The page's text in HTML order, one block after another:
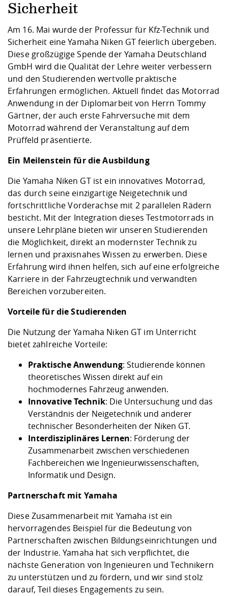
Checkliste zum
und Physik
Digitales Lernen
Jobs, Praktika,
Lebenslagen
Studentenwerk
Angebote der
Arbeit
Career Service
Lehren,
Weiterbilden im
Formulare und
Internationale
Formulare und
Gründung und
Kooperationen
Klimaschutz &
Förderverein
Landbau/
Maschinenbau
Angebote für
Kontakt und Anfahrt
Qualitätssicherung
Sicherheit
Am 16. Mai wurde der Professur für Kfz-Technik und
Sicherheit eine Yamaha Niken GT feierlich übergeben.
Diese großzügige Spende der Yamaha Deutschland
GmbH wird die Qualität der Lehre weiter verbessern
und den Studierenden wertvolle praktische
Erfahrungen ermöglichen. Aktuell findet das Motorrad
Anwendung in der Diplomarbeit von Herrn Tommy
Gärtner, der auch erste Fahrversuche mit dem
Motorrad während der Veranstaltung auf dem
Prüffeld präsentierte.
Ein Meilenstein für die Ausbildung
Die Yamaha Niken GT ist ein innovatives Motorrad,
das durch seine einzigartige Neigetechnik und
fortschrittliche Vorderachse mit 2 parallelen Rädern
besticht. Mit der Integration dieses Testmotorrads in
unsere Lehrpläne bieten wir unseren Studierenden
die Möglichkeit, direkt an modernster Technik zu
lernen und praxisnahes Wissen zu erwerben. Diese
Erfahrung wird ihnen helfen, sich auf eine erfolgreiche
Karriere in der Fahrzeugtechnik und verwandten
Bereichen vorzubereiten.
Vorteile für die Studierenden
Die Nutzung der Yamaha Niken GT im Unterricht
bietet zahlreiche Vorteile:
Praktische Anwendung: Studierende können
theoretisches Wissen direkt auf ein
hochmodernes Fahrzeug anwenden.
Innovative Technik: Die Untersuchung und das
Verständnis der Neigetechnik und anderer
technischer Besonderheiten der Niken GT.
Interdisziplinäres Lernen: Förderung der
Zusammenarbeit zwischen verschiedenen
Fachbereichen wie Ingenieurwissenschaften,
Informatik und Design.
Partnerschaft mit Yamaha
Diese Zusammenarbeit mit Yamaha ist ein
hervorragendes Beispiel für die Bedeutung von
Partnerschaften zwischen Bildungseinrichtungen und
der Industrie. Yamaha hat sich verpflichtet, die
nächste Generation von Ingenieuren und Technikern
zu unterstützen und zu fördern, und wir sind stolz
darauf, Teil dieses Engagements zu sein.